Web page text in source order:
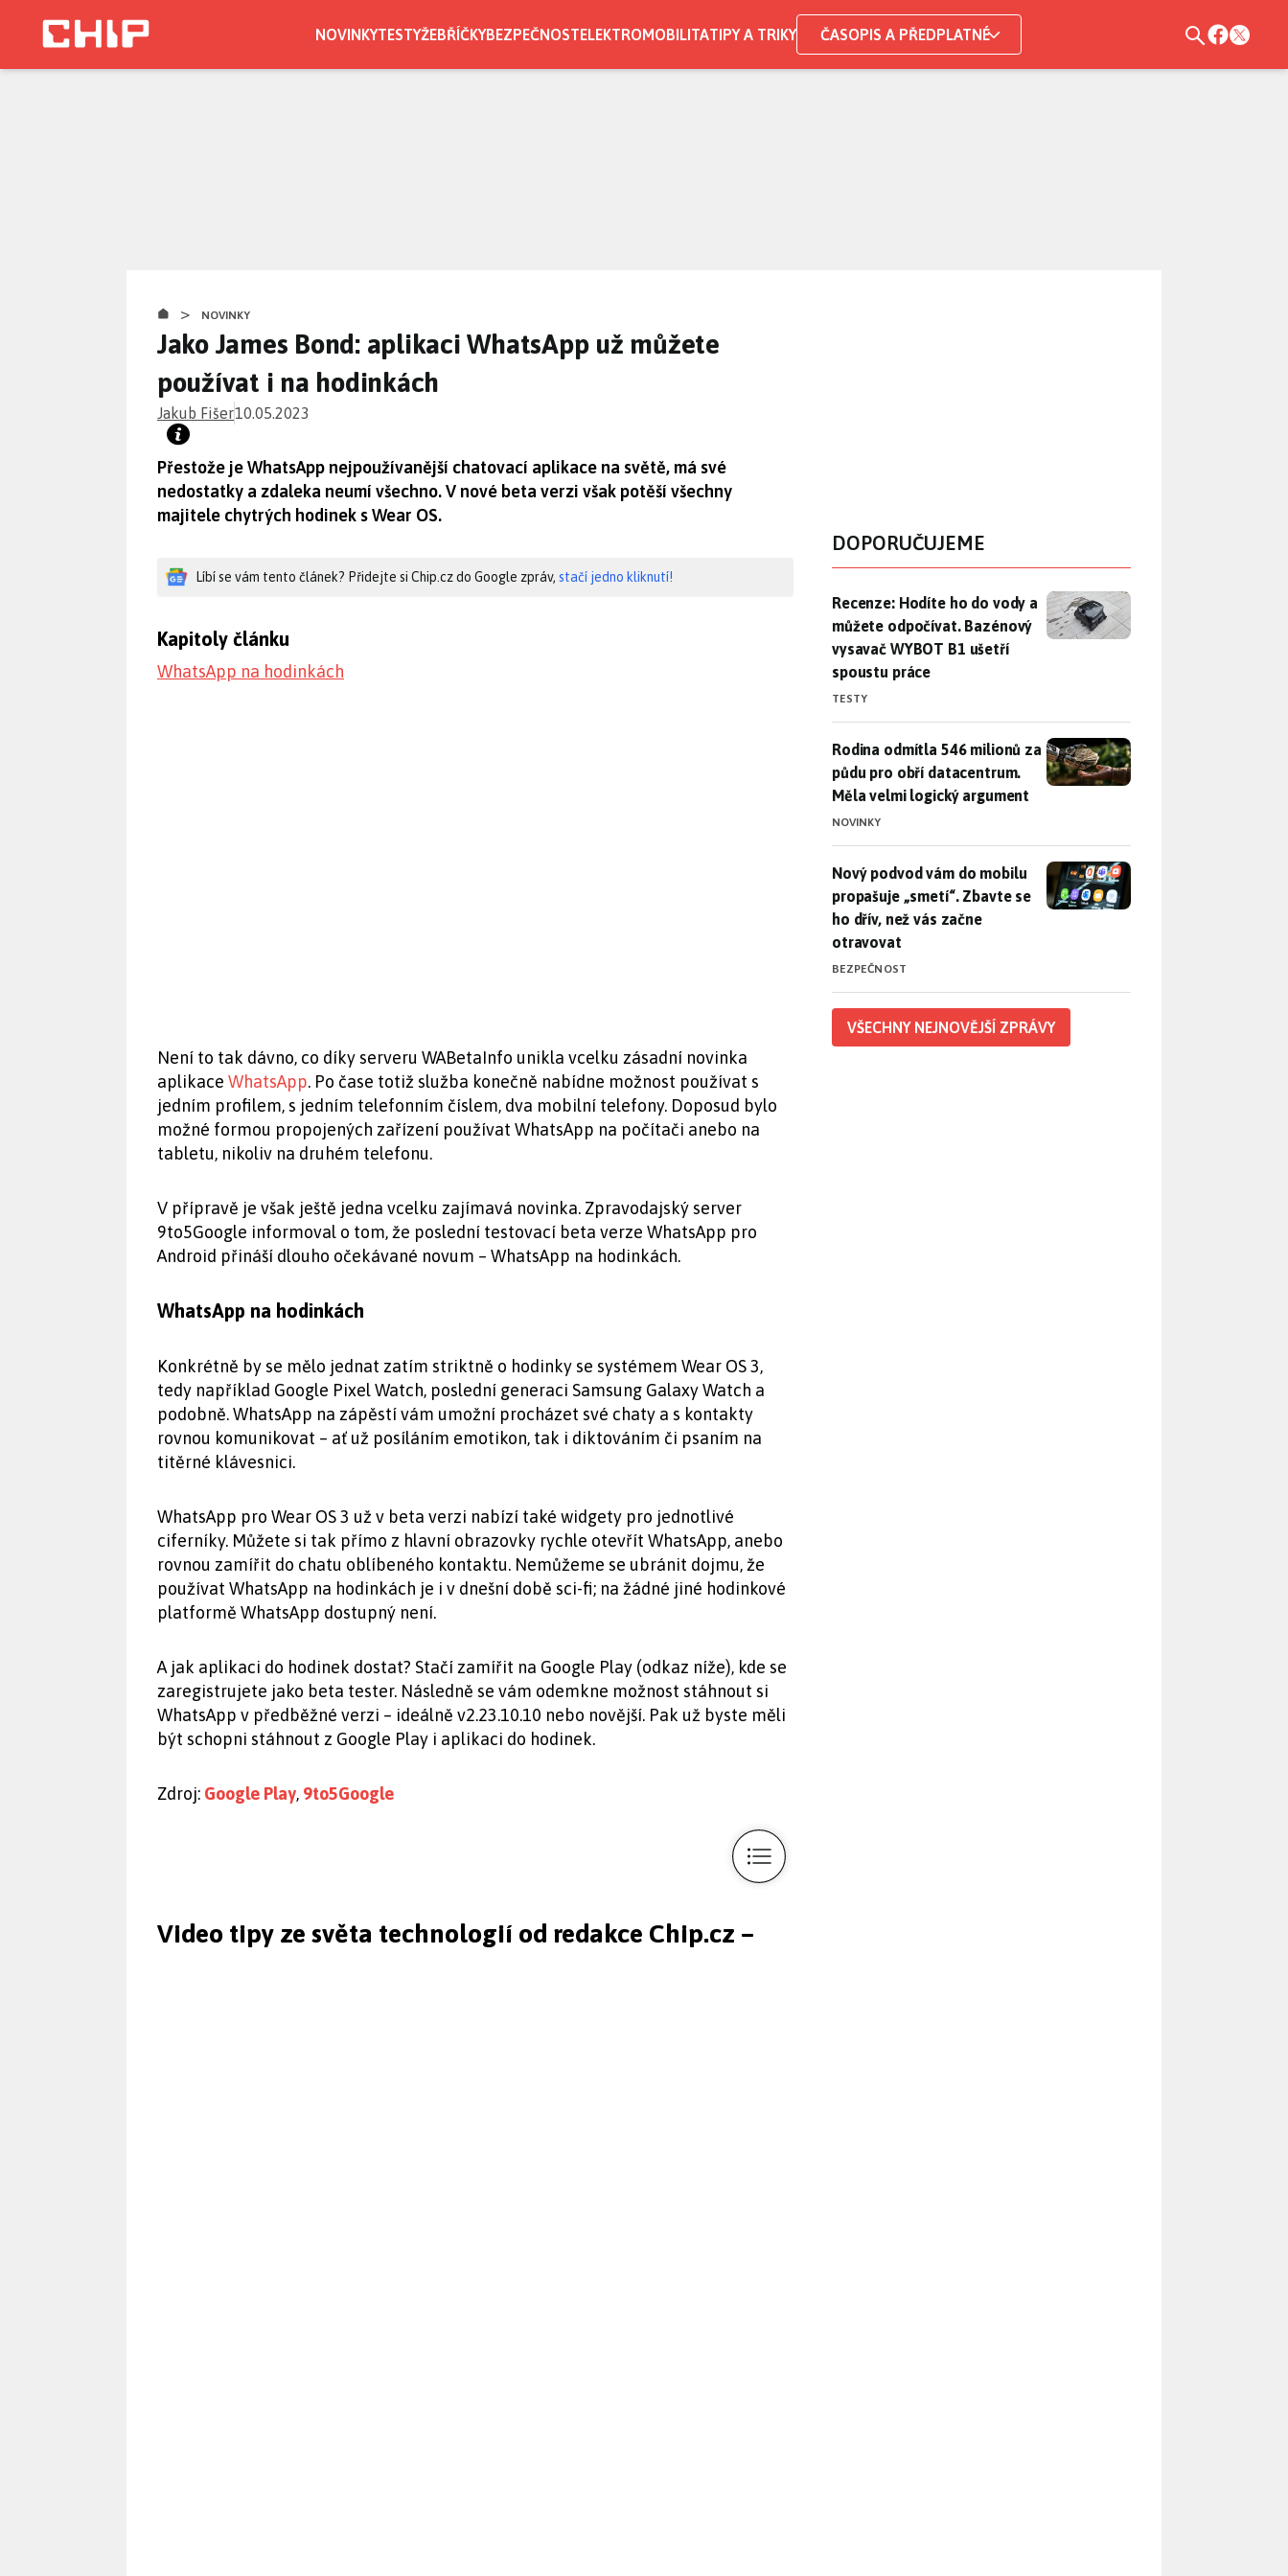
NOVINKYTESTYŽEBŘÍČKYBEZPEČNOSTELEKTROMOBILITATIPY A TRIKY ČASOPIS A PŘEDPLATNÉ
> NOVINKY
Jako James Bond: aplikaci WhatsApp už můžete
používat i na hodinkách
Jakub Fišer10.05.2023
Přestože je WhatsApp nejpoužívanější chatovací aplikace na světě, má své
nedostatky a zdaleka neumí všechno. V nové beta verzi však potěší všechny
majitele chytrých hodinek s Wear OS.
Líbí se vám tento článek? Přidejte si Chip.cz do Google zpráv, stačí jedno kliknutí!
Kapitoly článku
WhatsApp na hodinkách
Není to tak dávno, co díky serveru WABetaInfo unikla vcelku zásadní novinka
aplikace WhatsApp. Po čase totiž služba konečně nabídne možnost používat s
jedním profilem, s jedním telefonním číslem, dva mobilní telefony. Doposud bylo
možné formou propojených zařízení používat WhatsApp na počítači anebo na
tabletu, nikoliv na druhém telefonu.
V přípravě je však ještě jedna vcelku zajímavá novinka. Zpravodajský server
9to5Google informoval o tom, že poslední testovací beta verze WhatsApp pro
Android přináší dlouho očekávané novum – WhatsApp na hodinkách.
WhatsApp na hodinkách
Konkrétně by se mělo jednat zatím striktně o hodinky se systémem Wear OS 3,
tedy například Google Pixel Watch, poslední generaci Samsung Galaxy Watch a
podobně. WhatsApp na zápěstí vám umožní procházet své chaty a s kontakty
rovnou komunikovat – ať už posíláním emotikon, tak i diktováním či psaním na
titěrné klávesnici.
WhatsApp pro Wear OS 3 už v beta verzi nabízí také widgety pro jednotlivé
ciferníky. Můžete si tak přímo z hlavní obrazovky rychle otevřít WhatsApp, anebo
rovnou zamířit do chatu oblíbeného kontaktu. Nemůžeme se ubránit dojmu, že
používat WhatsApp na hodinkách je i v dnešní době sci-fi; na žádné jiné hodinkové
platformě WhatsApp dostupný není.
A jak aplikaci do hodinek dostat? Stačí zamířit na Google Play (odkaz níže), kde se
zaregistrujete jako beta tester. Následně se vám odemkne možnost stáhnout si
WhatsApp v předběžné verzi – ideálně v2.23.10.10 nebo novější. Pak už byste měli
být schopni stáhnout z Google Play i aplikaci do hodinek.
Zdroj: Google Play, 9to5Google
Video tipy ze světa technologií od redakce Chip.cz –
DOPORUČUJEME
Recenze: Hodíte ho do vody a můžete odpočívat. Bazénový
Recenze: Hodíte ho do vody a
můžete odpočívat. Bazénový
vysavač WYBOT B1 ušetří
spoustu práce
TESTY
Rodina odmítla 546 milionů za půdu pro obří datacentrum. Měla
Rodina odmítla 546 milionů za
půdu pro obří datacentrum.
Měla velmi logický argument
NOVINKY
Nový podvod vám do mobilu propašuje „smetí“. Zbavte se ho dřív,
Nový podvod vám do mobilu
propašuje „smetí“. Zbavte se
ho dřív, než vás začne
otravovat
BEZPEČNOST
VŠECHNY NEJNOVĚJŠÍ ZPRÁVY